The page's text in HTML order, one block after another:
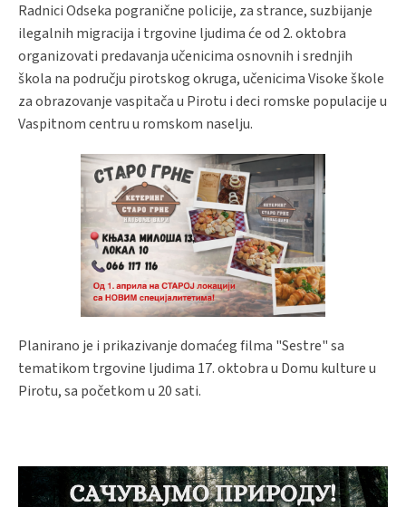
Radnici Odseka pogranične policije, za strance, suzbijanje
ilegalnih migracija i trgovine ljudima će od 2. oktobra
organizovati predavanja učenicima osnovnih i srednjih
škola na području pirotskog okruga, učenicima Visoke škole
za obrazovanje vaspitača u Pirotu i deci romske populacije u
Vaspitnom centru u romskom naselju.
Planirano je i prikazivanje domaćeg filma "Sestre" sa
tematikom trgovine ljudima 17. oktobra u Domu kulture u
Pirotu, sa početkom u 20 sati.